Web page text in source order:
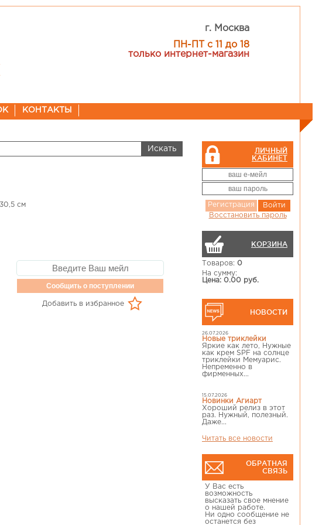
г. Москва
ПН-ПТ с 11 до 18
только интернет-магазин
КОНТАКТЫ
ЛИЧНЫЙ
КАБИНЕТ
Регистрация
Войти
Восстановить пароль
КОРЗИНА
Товаров: 0
На сумму:
Цена: 0.00 руб.
НОВОСТИ
26.07.2026
Новые триклейки
Яркие как лето, Нужные
как крем SPF на солнце
триклейки Мемуарис.
Непременно в
фирменных...
15.07.2026
Новинки Агиарт
Хороший релиз в этот
раз. Нужный, полезный.
Даже...
Читать все новости
ОБРАТНАЯ
СВЯЗЬ
У Вас есть
возможность
высказать свое мнение
о нашей работе.
Ни одно сообщение не
останется без
см
Сообщить о поступлении
Добавить в избранное